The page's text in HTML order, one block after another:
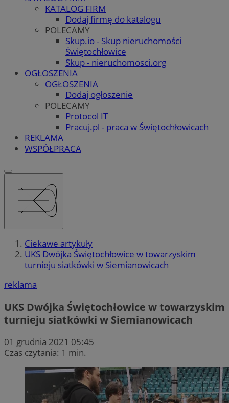
KATALOG FIRM
Dodaj firmę do katalogu
POLECAMY
Skup.io - Skup nieruchomości
Świętochłowice
Skup - nieruchomosci.org
OGŁOSZENIA
OGŁOSZENIA
Dodaj ogłoszenie
POLECAMY
Protocol IT
Pracuj.pl - praca w Świętochłowicach
REKLAMA
WSPÓŁPRACA
Ciekawe artykuły
UKS Dwójka Świętochłowice w towarzyskim
turnieju siatkówki w Siemianowicach
reklama
UKS Dwójka Świętochłowice w towarzyskim
turnieju siatkówki w Siemianowicach
01 grudnia 2021 05:45
Czas czytania: 1 min.